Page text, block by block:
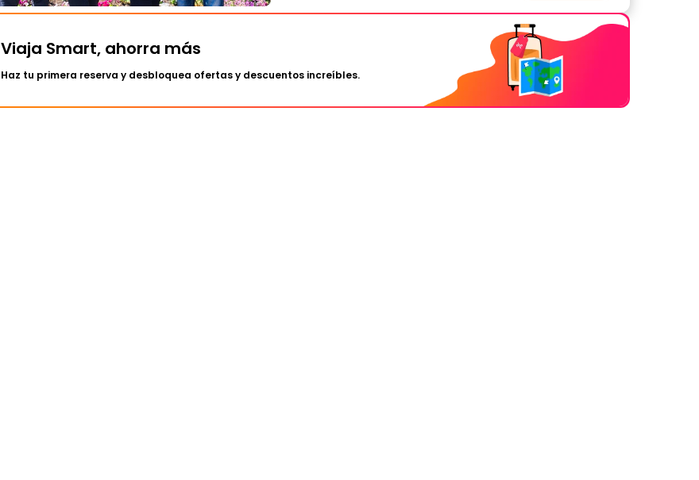
Viaja Smart, ahorra más
Haz tu primera reserva y desbloquea ofertas y descuentos increíbles.